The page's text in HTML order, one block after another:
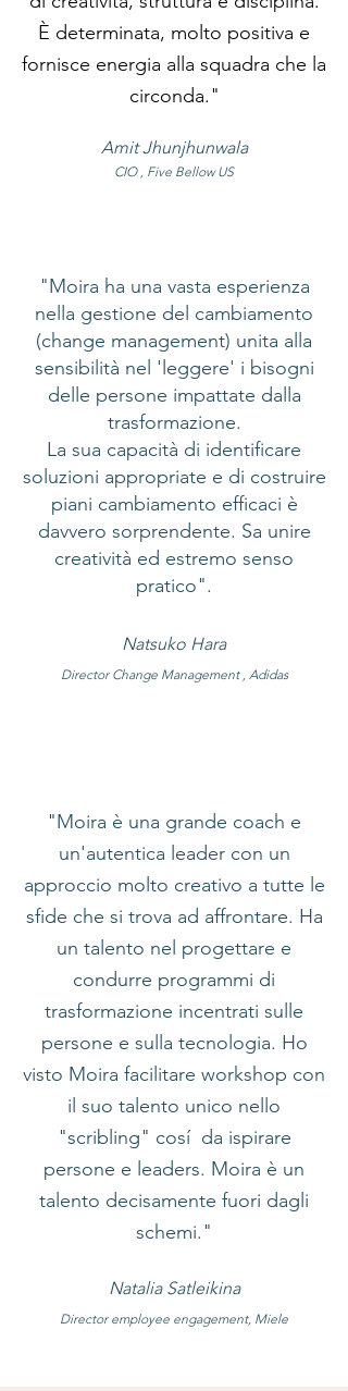
È determinata, molto positiva e
fornisce energia alla squadra che la
circonda."
Amit Jhunjhunwala
CIO , Five Bellow US
"Moira ha una vasta esperienza
nella gestione del cambiamento
(change management) unita alla
sensibilità nel 'leggere' i bisogni
delle persone impattate dalla
trasformazione.
La sua capacità di identificare
soluzioni appropriate e di costruire
piani cambiamento efficaci è
davvero sorprendente. Sa unire
creatività ed estremo senso
pratico".
Natsuko Hara
Director Change Management , Adidas
"Moira è una grande coach e
un'autentica leader con un
approccio molto creativo a tutte le
sfide che si trova ad affrontare. Ha
un talento nel progettare e
condurre programmi di
trasformazione incentrati sulle
persone e sulla tecnologia. Ho
visto Moira facilitare workshop con
il suo talento unico nello
"scribling" cosí da ispirare
persone e leaders. Moira è un
talento decisamente fuori dagli
schemi."
Natalia Satleikina
Director employee engagement, Miele